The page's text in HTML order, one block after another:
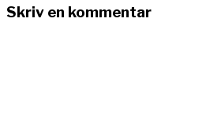
Skriv en kommentar